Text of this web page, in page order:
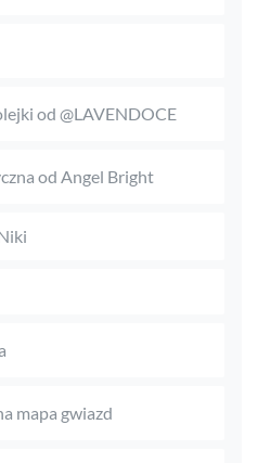
od @LAVENDOCE
od Angel Bright
mapa gwiazd